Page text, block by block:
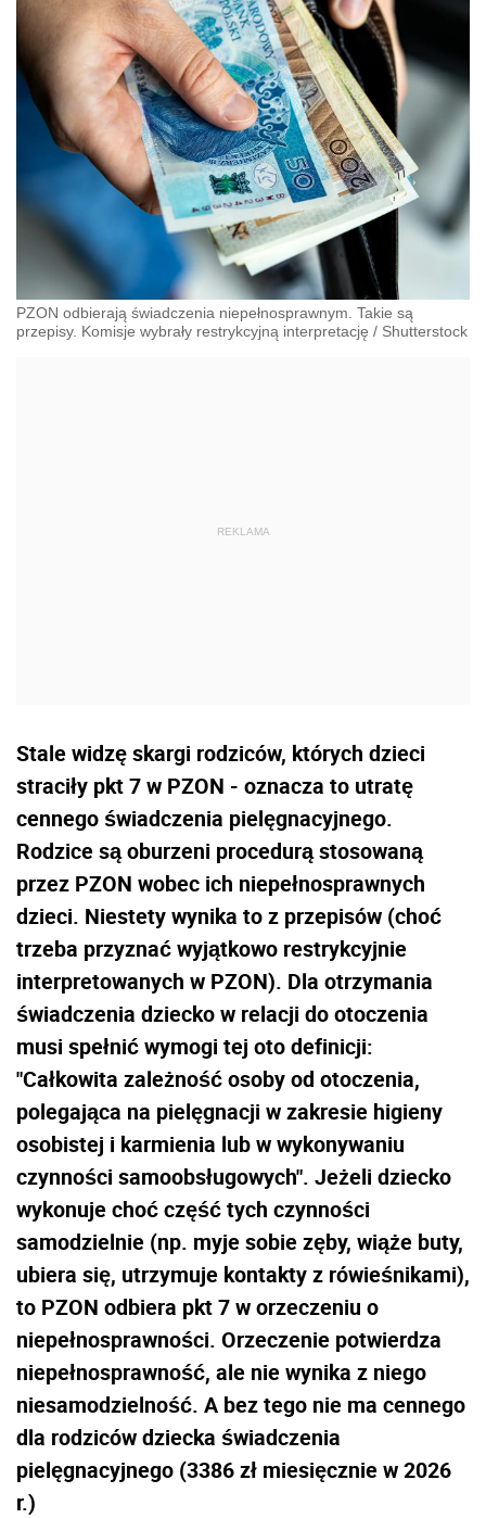
PZON odbierają świadczenia niepełnosprawnym. Takie są
przepisy. Komisje wybrały restrykcyjną interpretację / Shutterstock
Stale widzę skargi rodziców, których dzieci
straciły pkt 7 w PZON - oznacza to utratę
cennego świadczenia pielęgnacyjnego.
Rodzice są oburzeni procedurą stosowaną
przez PZON wobec ich niepełnosprawnych
dzieci. Niestety wynika to z przepisów (choć
trzeba przyznać wyjątkowo restrykcyjnie
interpretowanych w PZON). Dla otrzymania
świadczenia dziecko w relacji do otoczenia
musi spełnić wymogi tej oto definicji:
"Całkowita zależność osoby od otoczenia,
polegająca na pielęgnacji w zakresie higieny
osobistej i karmienia lub w wykonywaniu
czynności samoobsługowych". Jeżeli dziecko
wykonuje choć część tych czynności
samodzielnie (np. myje sobie zęby, wiąże buty,
ubiera się, utrzymuje kontakty z rówieśnikami),
to PZON odbiera pkt 7 w orzeczeniu o
niepełnosprawności. Orzeczenie potwierdza
niepełnosprawność, ale nie wynika z niego
niesamodzielność. A bez tego nie ma cennego
dla rodziców dziecka świadczenia
pielęgnacyjnego (3386 zł miesięcznie w 2026
r.)